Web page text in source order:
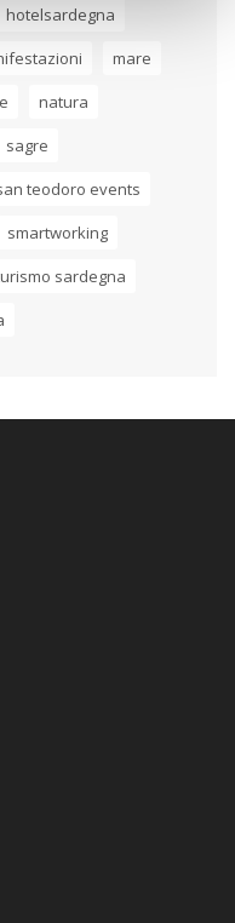
hotelsardegna
mare
natura
sagre
teodoro events
smartworking
sardegna